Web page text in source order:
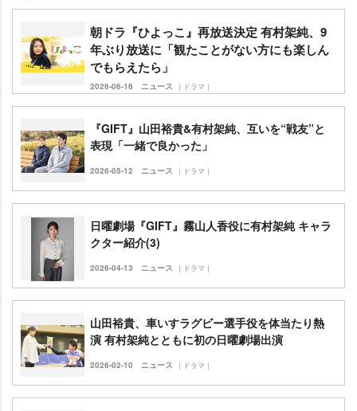
朝ドラ『ひよっこ』再放送決定 有村架純、9
年ぶり放送に「観たことがない方にも楽しん
でもらえたら」
2026-06-16 ニュース ｜ドラマ｜
『GIFT』山田裕貴&有村架純、互いを“戦友”と
表現「一緒で良かった」
2026-05-12 ニュース ｜ドラマ｜
日曜劇場『GIFT』霧山人香役に有村架純 キャラ
クター紹介(3)
2026-04-13 ニュース ｜ドラマ｜
山田裕貴、車いすラグビー選手役を体当たり熱
演 有村架純とともに初の日曜劇場出演
2026-02-10 ニュース ｜ドラマ｜